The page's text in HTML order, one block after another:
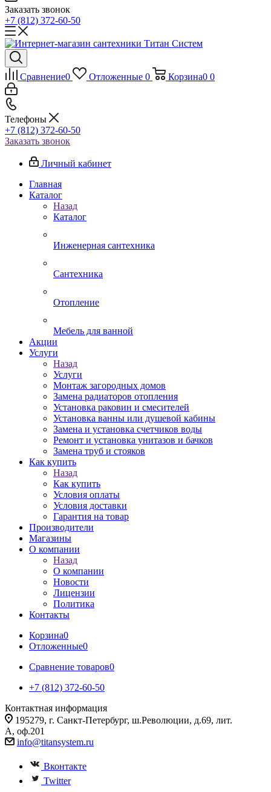
Заказать звонок
+7 (812) 372-60-50
Сравнение0 Отложенные 0 Корзина0 0
Телефоны
+7 (812) 372-60-50
Заказать звонок
Личный кабинет
Главная
Каталог
Назад
Каталог
Инженерная сантехника
Сантехника
Отопление
Мебель для ванной
Акции
Услуги
Назад
Услуги
Монтаж загородных домов
Замена радиаторов отопления
Установка раковин и смесителей
Установка ванны или душевой кабины
Замена и установка счетчиков воды
Ремонт и установка унитазов и бачков
Замена труб и стояков
Как купить
Назад
Как купить
Условия оплаты
Условия доставки
Гарантия на товар
Производители
Магазины
О компании
Назад
О компании
Новости
Лицензии
Политика
Контакты
Корзина0
Отложенные0
Сравнение товаров0
+7 (812) 372-60-50
Контактная информация
195279, г. Санкт-Петербург, ш.Революции, д.69, лит.
А, оф.201
info@titansystem.ru
Вконтакте
Twitter